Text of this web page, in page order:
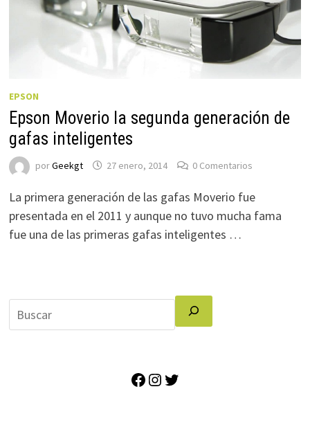
EPSON
Epson Moverio la segunda generación de
gafas inteligentes
porGeekgt 27 enero, 2014 0 Comentarios
La primera generación de las gafas Moverio fue
presentada en el 2011 y aunque no tuvo mucha fama
fue una de las primeras gafas inteligentes …
Facebook
Instagram